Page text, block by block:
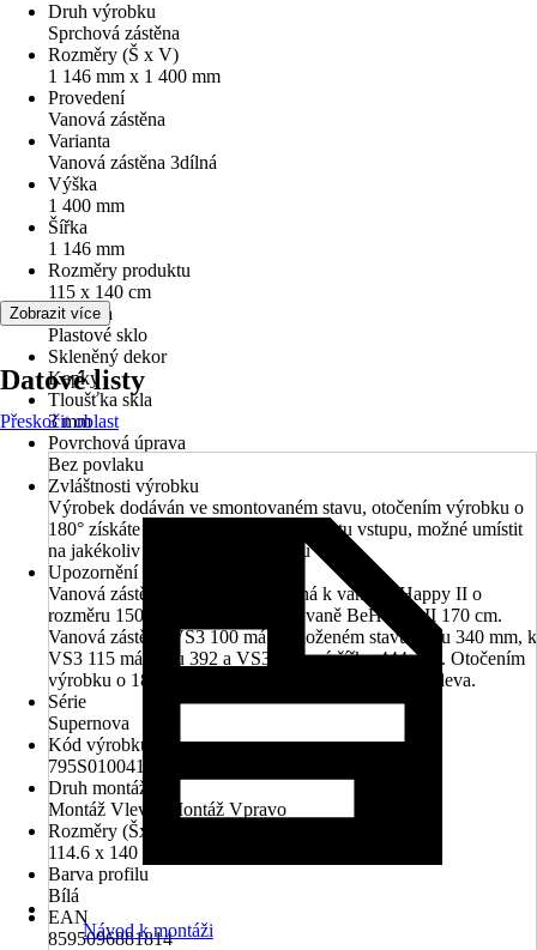
Druh výrobku
Sprchová zástěna
Rozměry (Š x V)
1 146 mm x 1 400 mm
Provedení
Vanová zástěna
Varianta
Vanová zástěna 3dílná
Výška
1 400 mm
Šířka
1 146 mm
Rozměry produktu
115 x 140 cm
Typ skla
Plastové sklo
Skleněný dekor
Kapky
Tloušťka skla
3 mm
Povrchová úprava
Bez povlaku
Zvláštnosti výrobku
Výrobek dodáván ve smontovaném stavu, otočením výrobku o
180° získáte pravou nebo levou variantu vstupu, možné umístit
na jakékoliv vany klasického tvaru
Upozornění
Vanová zástěna VS3 100 je vhodná k vaně BeHappy II o
rozměru 150, 160 cm, VS3 115 k vaně BeHappy II 170 cm.
Vanová zástěna VS3 100 má ve složeném stavu šířku 340 mm, k
VS3 115 má šířku 392 a VS3 130 má šířku 444 mm. Otočením
výrobku o 180° získáme variantu vstupu zprava či zleva.
Série
Supernova
Kód výrobku
795S010041
Druh montáže
Montáž Vlevo, Montáž Vpravo
Rozměry (ŠxV)
114.6 x 140 cm
Barva profilu
Bílá
EAN
8595096881814
Zobrazit více
Datové listy
Přeskočit oblast
Návod k montáži